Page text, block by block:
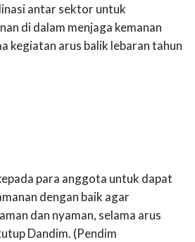
antar sektor untuk
di dalam menjaga kemanan
kegiatan arus balik lebaran tahun
para anggota untuk dapat
dengan baik agar
dan nyaman, selama arus
Dandim. (Pendim